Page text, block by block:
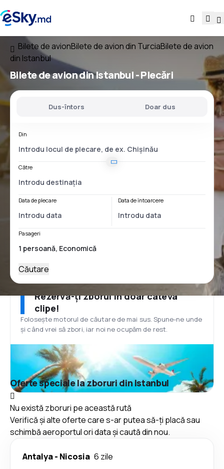
Bilete de avionBilete de avion din TurciaBilete de avion
din Istanbul
Bilete de aviondin Istanbul- Plecări
Dus-întors Doar dus
Din
Către
Data de plecare Data de întoarcere
Pasageri
Căutare
Rezervă-ți zborul în doar câteva
clipe!
Folosește motorul de căutare de mai sus. Spune-ne unde
și când vrei să zbori, iar noi ne ocupăm de rest.
Oferte speciale la zboruri din Istanbul
Nu există zboruri pe această rută
Verifică și alte oferte care s-ar putea să-ți placă sau
schimbă aeroportul ori data și caută din nou.
Antalya- Nicosia 6 zile